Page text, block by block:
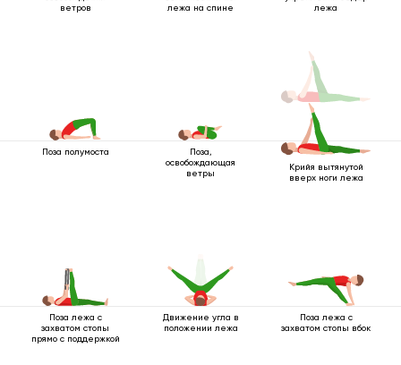
ветров
лежа на спине
лежа
Поза полумоста
Поза,
освобождающая
ветры
Крийя вытянутой
вверх ноги лежа
Поза лежа с
захватом стопы
прямо с поддержкой
Движение угла в
положении лежа
Поза лежа с
захватом стопы вбок